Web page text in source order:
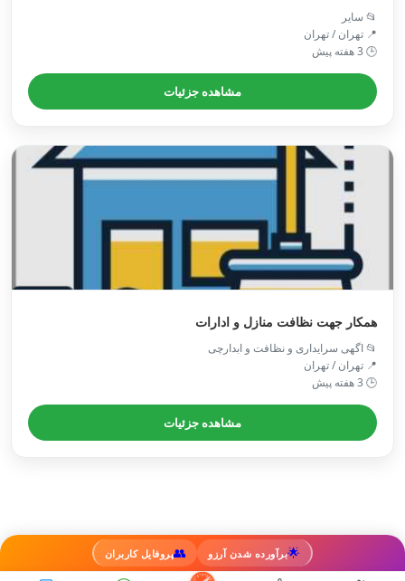
🌟برآورده شدن آرزو 👥پروفایل کاربران
📂 سایر
📍 تهران / تهران
🕒 3 هفته پیش
مشاهده جزئیات
همکار جهت نظافت منازل و ادارات
📂 اگهی سرایداری و نظافت و ابدارچی
📍 تهران / تهران
🕒 3 هفته پیش
مشاهده جزئیات